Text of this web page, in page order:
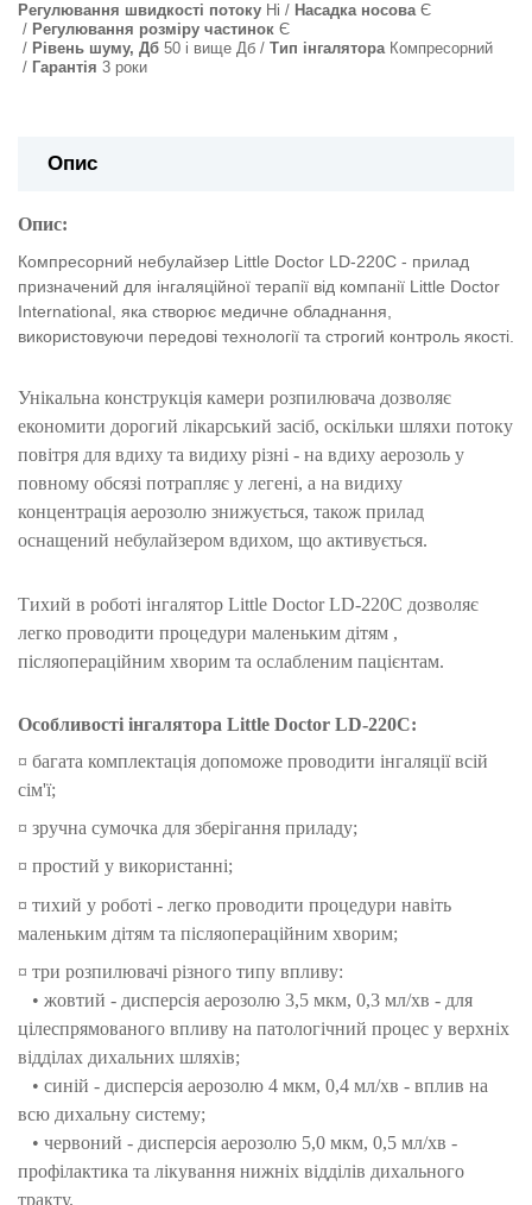
Регулювання швидкості потоку Ні Насадка носова Є
Регулювання розміру частинок Є
Рівень шуму, Дб 50 і вище Дб Тип інгалятора Компресорний
Гарантія 3 роки
Опис
Опис:
Компресорний небулайзер Little Doctor LD-220C - прилад
призначений для інгаляційної терапії від компанії Little Doctor
International, яка створює медичне обладнання,
використовуючи передові технології та строгий контроль якості.
Унікальна конструкція камери розпилювача дозволяє
економити дорогий лікарський засіб, оскільки шляхи потоку
повітря для вдиху та видиху різні - на вдиху аерозоль у
повному обсязі потрапляє у легені, а на видиху
концентрація аерозолю знижується, також прилад
оснащений небулайзером вдихом, що активується.
Тихий в роботі інгалятор Little Doctor LD-220C дозволяє
легко проводити процедури маленьким дітям ,
післяопераційним хворим та ослабленим пацієнтам.
Особливості інгалятора Little Doctor LD-220C:
¤ багата комплектація допоможе проводити інгаляції всій
сім'ї;
¤ зручна сумочка для зберігання приладу;
¤ простий у використанні;
¤ тихий у роботі - легко проводити процедури навіть
маленьким дітям та післяопераційним хворим;
¤ три розпилювачі різного типу впливу:
• жовтий - дисперсія аерозолю 3,5 мкм, 0,3 мл/хв - для
цілеспрямованого впливу на патологічний процес у верхніх
відділах дихальних шляхів;
• синій - дисперсія аерозолю 4 мкм, 0,4 мл/хв - вплив на
всю дихальну систему;
• червоний - дисперсія аерозолю 5,0 мкм, 0,5 мл/хв -
профілактика та лікування нижніх відділів дихального
тракту.